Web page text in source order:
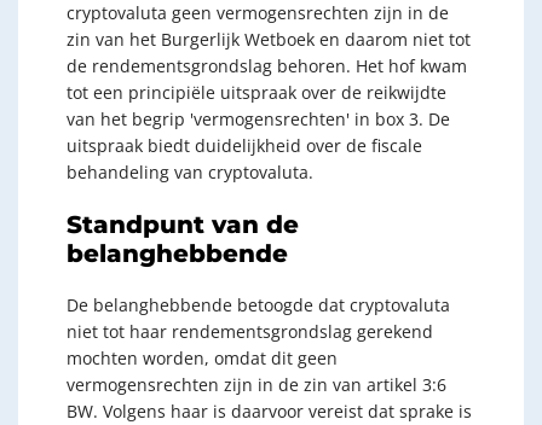
cryptovaluta geen vermogensrechten zijn in de
zin van het Burgerlijk Wetboek en daarom niet tot
de rendementsgrondslag behoren. Het hof kwam
tot een principiële uitspraak over de reikwijdte
van het begrip 'vermogensrechten' in box 3. De
uitspraak biedt duidelijkheid over de fiscale
behandeling van cryptovaluta.
Standpunt van de
belanghebbende
De belanghebbende betoogde dat cryptovaluta
niet tot haar rendementsgrondslag gerekend
mochten worden, omdat dit geen
vermogensrechten zijn in de zin van artikel 3:6
BW. Volgens haar is daarvoor vereist dat sprake is